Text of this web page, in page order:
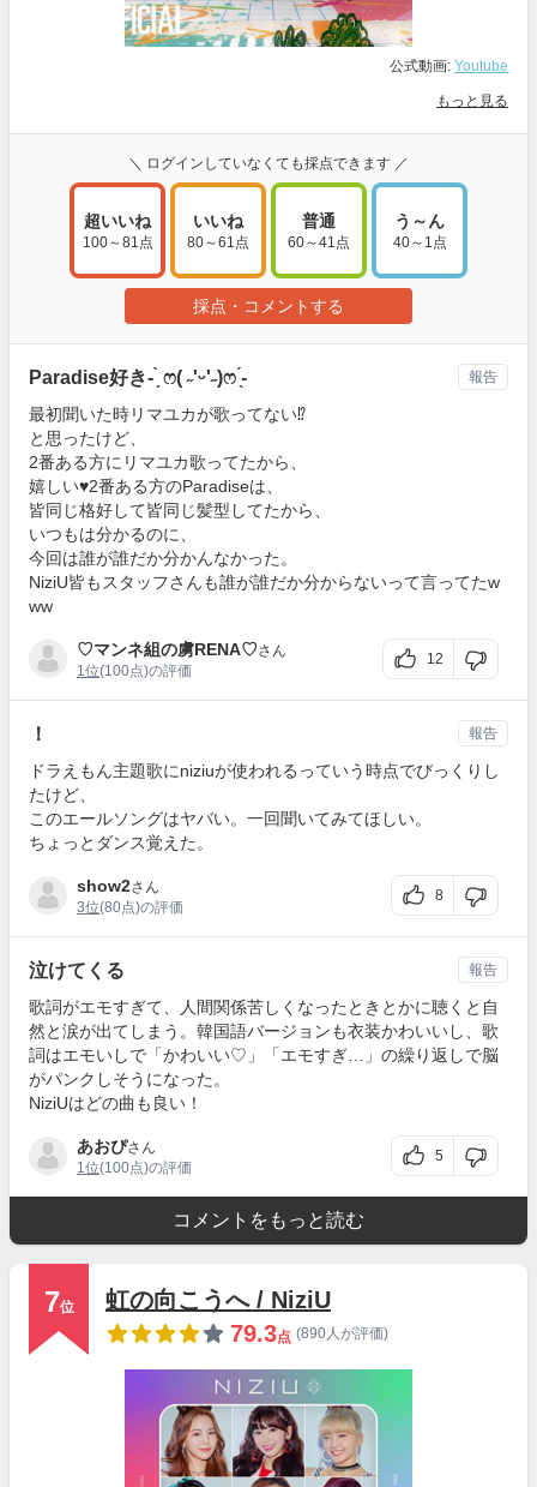
公式動画: Youtube
もっと見る
＼ ログインしていなくても採点できます ／
超いいね
100～81点
いいね
80～61点
普通
60～41点
う～ん
40～1点
採点・コメントする
Paradise好き- ̗̀ ෆ( ˶'ᵕ'˶)ෆ ̖́-
最初聞いた時リマユカが歌ってない⁉️
と思ったけど、
2番ある方にリマユカ歌ってたから、
嬉しい♥2番ある方のParadiseは、
皆同じ格好して皆同じ髪型してたから、
いつもは分かるのに、
今回は誰が誰だか分かんなかった。
NiziU皆もスタッフさんも誰が誰だか分からないって言ってたw
ww
♡マンネ組の虜RENA♡さん
1位(100点)の評価
12
報告
！
ドラえもん主題歌にniziuが使われるっていう時点でびっくりし
たけど、
このエールソングはヤバい。一回聞いてみてほしい。
ちょっとダンス覚えた。
show2さん
3位(80点)の評価
8
報告
泣けてくる
歌詞がエモすぎて、人間関係苦しくなったときとかに聴くと自
然と涙が出てしまう。韓国語バージョンも衣装かわいいし、歌
詞はエモいしで「かわいい♡」「エモすぎ…」の繰り返しで脳
がパンクしそうになった。
NiziUはどの曲も良い！
あおぴさん
1位(100点)の評価
5
報告
コメントをもっと読む
7位
虹の向こうへ / NiziU
79.3点 (890人が評価)